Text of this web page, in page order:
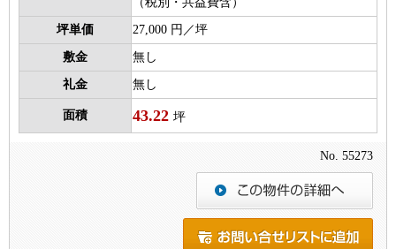
坪単価 27,000 円／坪
敷金 無し
礼金 無し
面積 43.22 坪
No. 55273